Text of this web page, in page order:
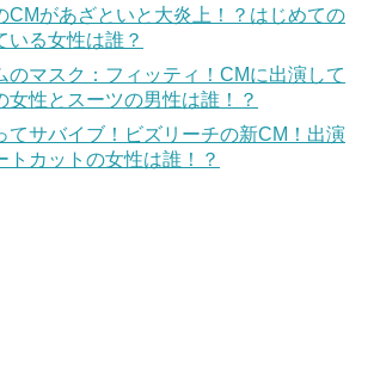
CMがあざといと大炎上！？はじめての
いる女性は誰？
のマスク：フィッティ！CMに出演して
女性とスーツの男性は誰！？
てサバイブ！ビズリーチの新CM！出演
トカットの女性は誰！？